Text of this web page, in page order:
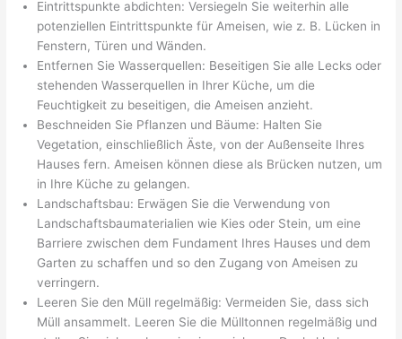
Eintrittspunkte abdichten: Versiegeln Sie weiterhin alle
potenziellen Eintrittspunkte für Ameisen, wie z. B. Lücken in
Fenstern, Türen und Wänden.
Entfernen Sie Wasserquellen: Beseitigen Sie alle Lecks oder
stehenden Wasserquellen in Ihrer Küche, um die
Feuchtigkeit zu beseitigen, die Ameisen anzieht.
Beschneiden Sie Pflanzen und Bäume: Halten Sie
Vegetation, einschließlich Äste, von der Außenseite Ihres
Hauses fern. Ameisen können diese als Brücken nutzen, um
in Ihre Küche zu gelangen.
Landschaftsbau: Erwägen Sie die Verwendung von
Landschaftsbaumaterialien wie Kies oder Stein, um eine
Barriere zwischen dem Fundament Ihres Hauses und dem
Garten zu schaffen und so den Zugang von Ameisen zu
verringern.
Leeren Sie den Müll regelmäßig: Vermeiden Sie, dass sich
Müll ansammelt. Leeren Sie die Mülltonnen regelmäßig und